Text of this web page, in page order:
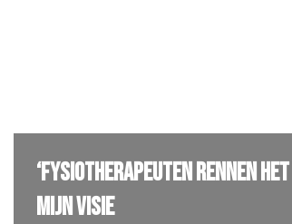
‘Fysiotherapeuten rennen het
mijn visie